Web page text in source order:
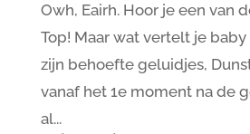
Owh, Eairh. Hoor je een van
Top! Maar wat vertelt je
zijn behoefte geluidjes,
vanaf het 1e moment na de
al...